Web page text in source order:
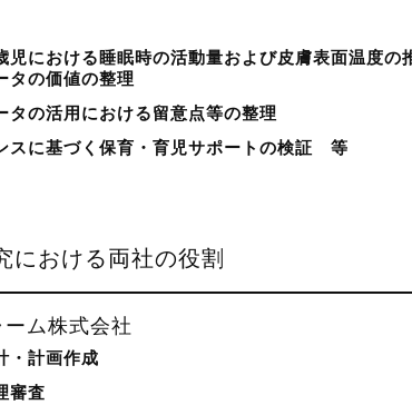
児における睡眠時の活動量および皮膚表面温度
タの価値の整理
タの活用における留意点等の整理
スに基づく保育・育児サポートの検証 等
における両社の役割
ム株式会社
・計画作成
審査